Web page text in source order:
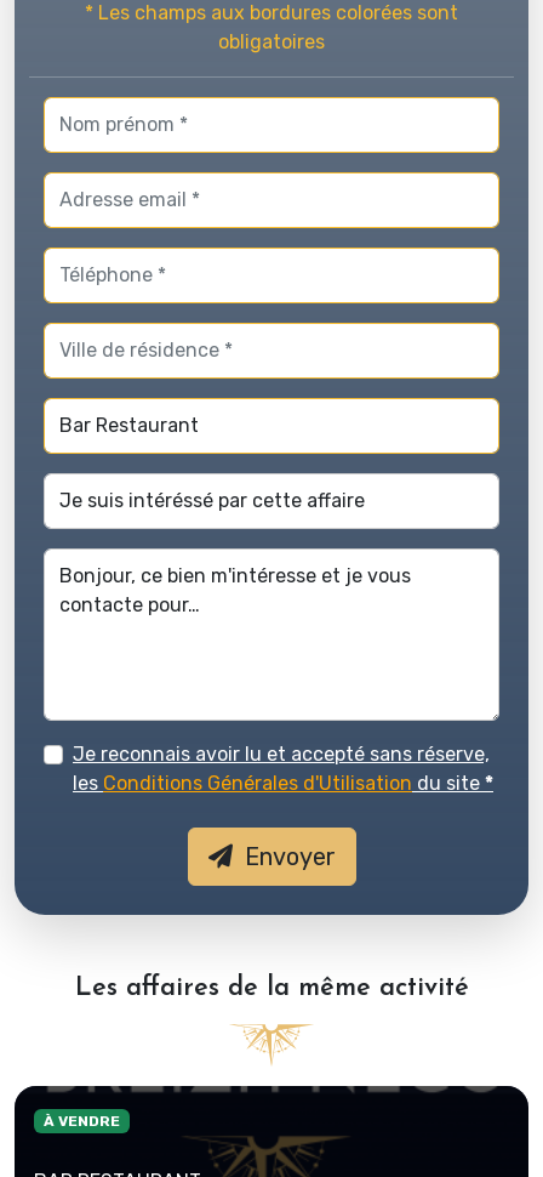
* Les champs aux bordures colorées sont
obligatoires
Je reconnais avoir lu et accepté sans réserve,
les Conditions Générales d'Utilisation du site *
Envoyer
Les affaires de la même activité
À VENDRE